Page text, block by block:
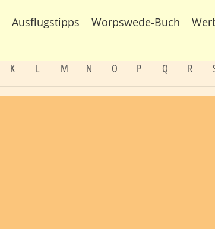
Ausflugstipps Worpswede-Buch
K L M N O P Q R